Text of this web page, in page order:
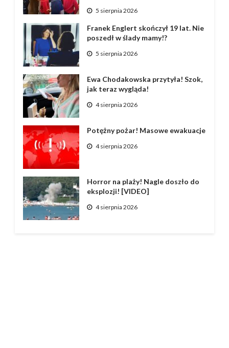
5 sierpnia 2026
Franek Englert skończył 19 lat. Nie
poszedł w ślady mamy!?
5 sierpnia 2026
Ewa Chodakowska przytyła! Szok,
jak teraz wygląda!
4 sierpnia 2026
Potężny pożar! Masowe ewakuacje
4 sierpnia 2026
Horror na plaży! Nagle doszło do
eksplozji! [VIDEO]
4 sierpnia 2026